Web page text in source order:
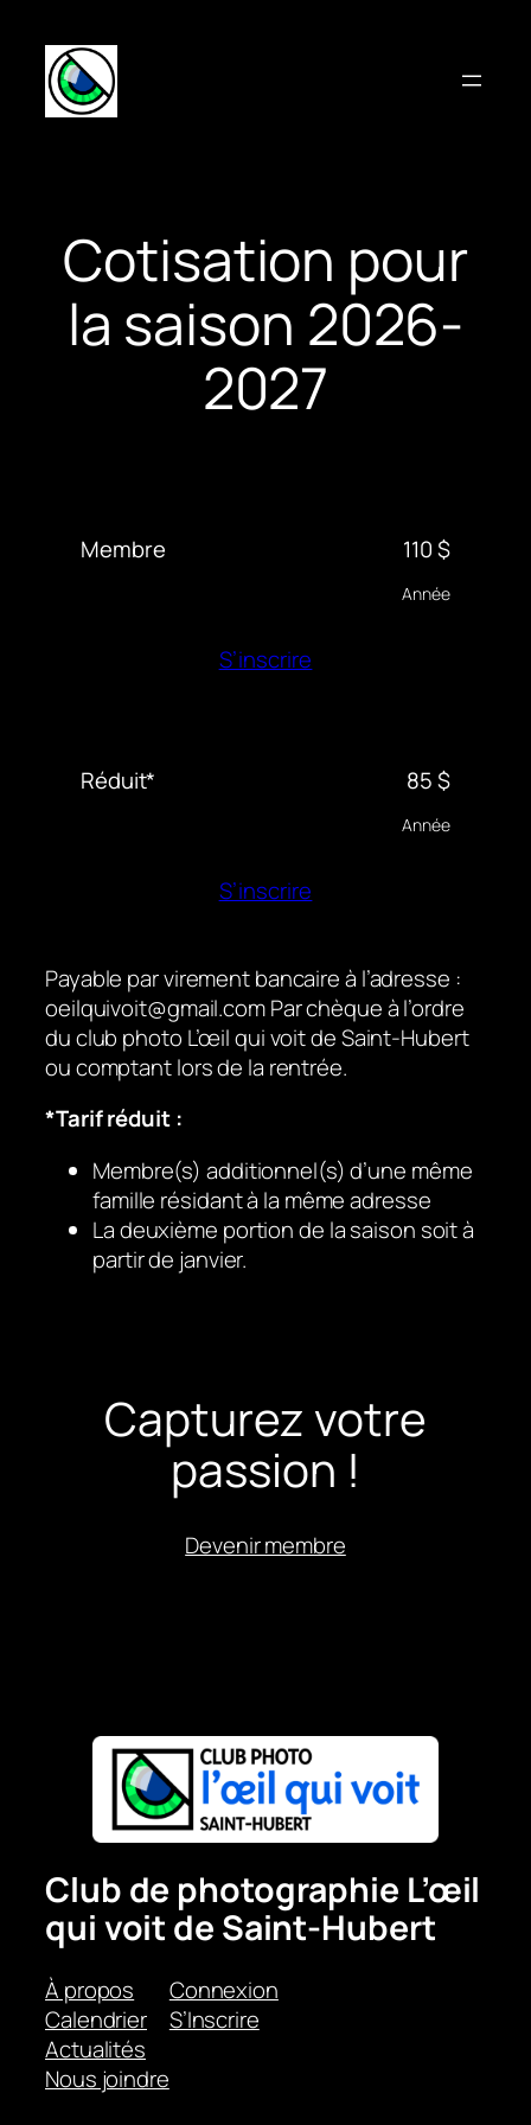
contenu
Cotisation pour
la saison 2026-
2027
Membre 110 $
Année
S’inscrire
Réduit* 85 $
Année
S’inscrire
Payable par virement bancaire à l’adresse :
oeilquivoit@gmail.com Par chèque à l’ordre
du club photo L’œil qui voit de Saint-Hubert
ou comptant lors de la rentrée.
*Tarif réduit :
Membre(s) additionnel(s) d’une même
famille résidant à la même adresse
La deuxième portion de la saison soit à
partir de janvier.
Capturez votre
passion !
Devenir membre
Club de photographie L’œil
qui voit de Saint-Hubert
À propos
Calendrier
Actualités
Nous joindre
Connexion
S’Inscrire